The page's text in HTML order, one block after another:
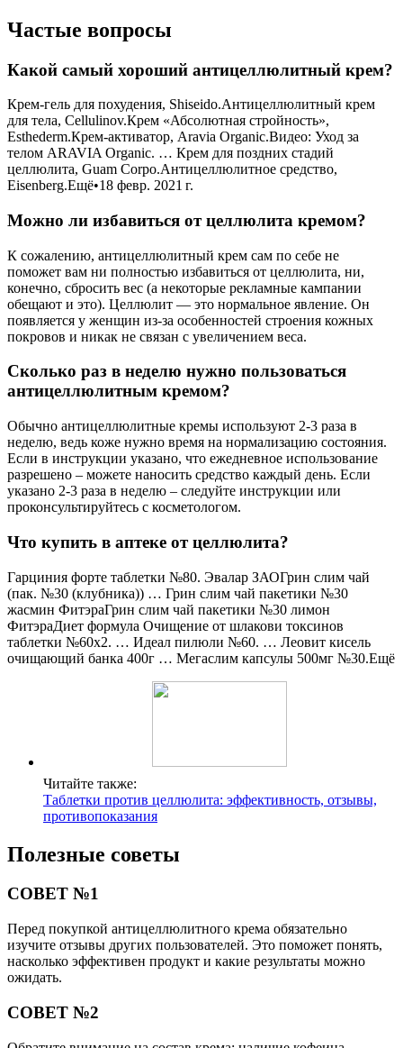
Частые вопросы
Какой самый хороший антицеллюлитный крем?
Крем-гель для похудения, Shiseido.Антицеллюлитный крем
для тела, Cellulinov.Крем «Абсолютная стройность»,
Esthederm.Крем-активатор, Aravia Organic.Видео: Уход за
телом ARAVIA Organic. … Крем для поздних стадий
целлюлита, Guam Corpo.Антицеллюлитное средство,
Eisenberg.Ещё•18 февр. 2021 г.
Можно ли избавиться от целлюлита кремом?
К сожалению, антицеллюлитный крем сам по себе не
поможет вам ни полностью избавиться от целлюлита, ни,
конечно, сбросить вес (а некоторые рекламные кампании
обещают и это). Целлюлит — это нормальное явление. Он
появляется у женщин из-за особенностей строения кожных
покровов и никак не связан с увеличением веса.
Сколько раз в неделю нужно пользоваться
антицеллюлитным кремом?
Обычно антицеллюлитные кремы используют 2-3 раза в
неделю, ведь коже нужно время на нормализацию состояния.
Если в инструкции указано, что ежедневное использование
разрешено – можете наносить средство каждый день. Если
указано 2-3 раза в неделю – следуйте инструкции или
проконсультируйтесь с косметологом.
Что купить в аптеке от целлюлита?
Гарциния форте таблетки №80. Эвалар ЗАОГрин слим чай
(пак. №30 (клубника)) … Грин слим чай пакетики №30
жасмин ФитэраГрин слим чай пакетики №30 лимон
ФитэраДиет формула Очищение от шлакови токсинов
таблетки №60х2. … Идеал пилюли №60. … Леовит кисель
очищающий банка 400г … Мегаслим капсулы 500мг №30.Ещё
Читайте также:
Таблетки против целлюлита: эффективность, отзывы,
противопоказания
Полезные советы
СОВЕТ №1
Перед покупкой антицеллюлитного крема обязательно
изучите отзывы других пользователей. Это поможет понять,
насколько эффективен продукт и какие результаты можно
ожидать.
СОВЕТ №2